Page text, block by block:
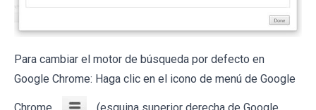
Para cambiar el motor de búsqueda por defecto en
Google Chrome: Haga clic en el icono de menú de Google
Chrome (esquina superior derecha de Google